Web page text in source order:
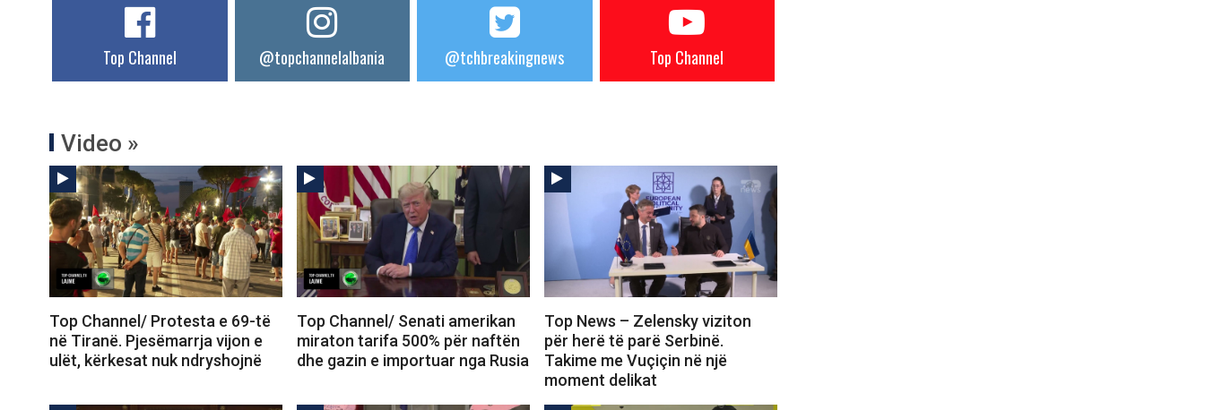
Top Channel @topchannelalbania @tchbreakingnews Top Channel
Video »
Top Channel/ Protesta e 69-të
në Tiranë. Pjesëmarrja vijon e
ulët, kërkesat nuk ndryshojnë
Top Channel/ Senati amerikan
miraton tarifa 500% për naftën
dhe gazin e importuar nga Rusia
Top News – Zelensky viziton
për herë të parë Serbinë.
Takime me Vuçiçin në një
moment delikat